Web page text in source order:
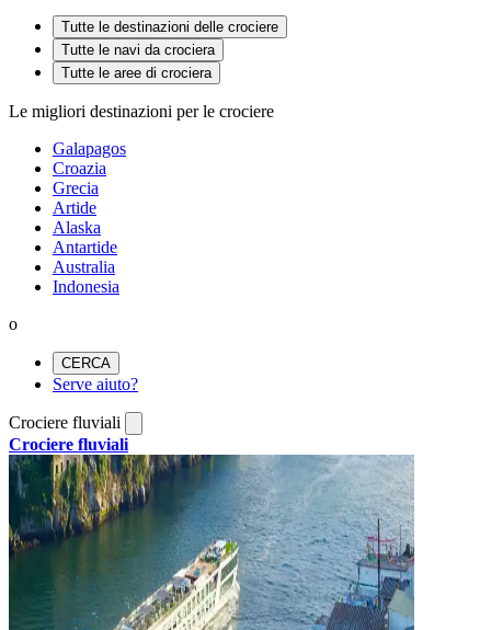
Tutte le destinazioni delle crociere
Tutte le navi da crociera
Tutte le aree di crociera
Le migliori destinazioni per le crociere
Galapagos
Croazia
Grecia
Artide
Alaska
Antartide
Australia
Indonesia
o
CERCA
Serve aiuto?
Crociere fluviali
Crociere fluviali